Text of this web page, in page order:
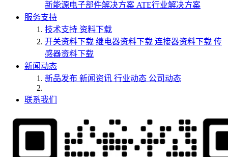
新能源电子部件解决方案 ATE行业解决方案
服务支持
技术支持 资料下载
开关资料下载 继电器资料下载 连接器资料下载 传
感器资料下载
新闻动态
新品发布 新闻资讯 行业动态 公司动态
联系我们